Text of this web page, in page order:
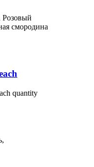
Розовый
смородина
quantity